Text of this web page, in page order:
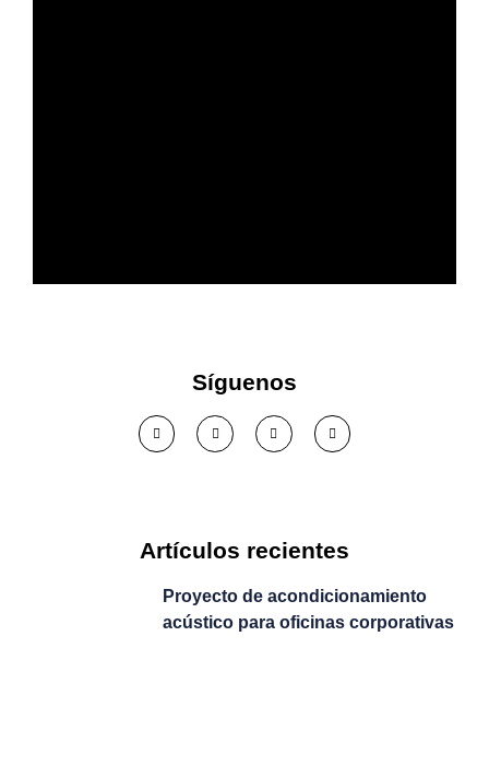
Ver solución >
Síguenos
Artículos recientes
Proyecto de acondicionamiento
acústico para oficinas corporativas